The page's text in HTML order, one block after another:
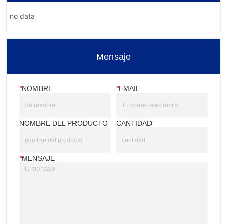
no data
Mensaje
*NOMBRE *EMAIL
NOMBRE DEL PRODUCTO CANTIDAD
*MENSAJE